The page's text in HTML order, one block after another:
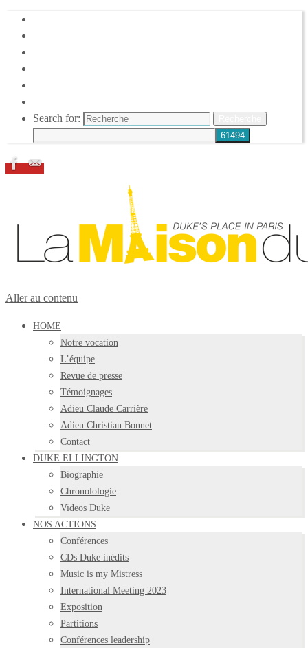
Search for:
Aller au contenu
HOME
Notre vocation
L’équipe
Revue de presse
Témoignages
Adieu Claude Carrière
Adieu Christian Bonnet
Contact
DUKE ELLINGTON
Biographie
Chronolologie
Videos Duke
NOS ACTIONS
Conférences
CDs Duke inédits
Music is my Mistress
International Meeting 2023
Exposition
Partitions
Conférences leadership